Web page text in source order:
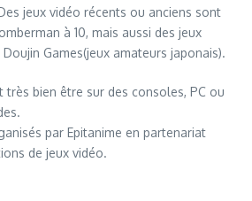
jeux vidéo récents ou anciens sont
à 10, mais aussi des jeux
Games(jeux amateurs japonais).
très bien être sur des consoles, PC ou
par Epitanime en partenariat
de jeux vidéo.